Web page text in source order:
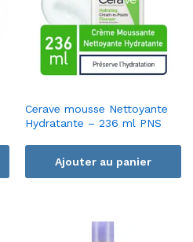
Cerave mousse Nettoyante
Hydratante – 236 ml PNS
Ajouter au panier